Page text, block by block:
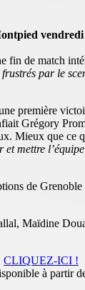
fin de match
par le
première
Grégory
Mieux que ce
et mettre
de
Maïdine
CLIQUEZ-ICI !
à partir